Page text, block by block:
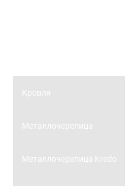
Кровля
Металлочерепица
Металлочерепица Kredo